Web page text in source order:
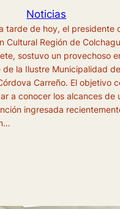
Noticias
tarde de hoy, el presidente
Cultural Región de
sostuvo un provechoso
de la Ilustre Municipalidad
Carreño. El objetivo
a conocer los alcances de
ingresada